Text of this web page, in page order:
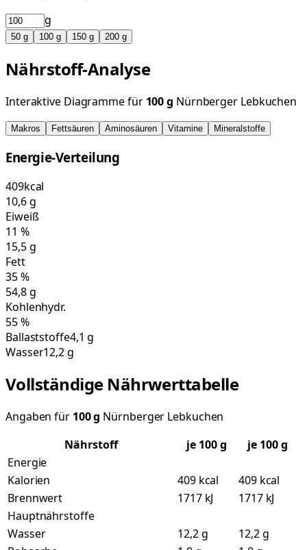
g
50 g 100 g 150 g 200 g
Nährstoff-Analyse
Interaktive Diagramme für 100g Nürnberger Lebkuchen
Makros Fettsäuren Aminosäuren Vitamine Mineralstoffe
Energie-Verteilung
409kcal
10,6g
Eiweiß
11 %
15,5g
Fett
35%
54,8g
Kohlenhydr.
55%
Ballaststoffe4,1 g
Wasser12,2 g
Vollständige Nährwerttabelle
Angaben für 100g Nürnberger Lebkuchen
Nährstoff
je 100g
je 100 g
Energie
Kalorien
409 kcal
409 kcal
Brennwert
1717 kJ
1717 kJ
Hauptnährstoffe
Wasser
12,2 g
12,2 g